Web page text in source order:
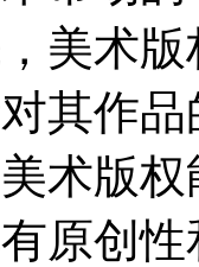
美术
其作
术版
原创